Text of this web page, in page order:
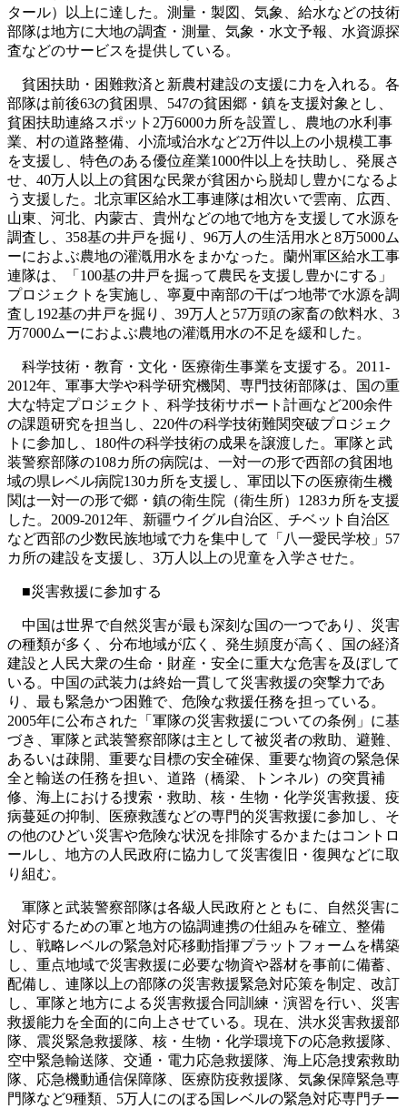
タール）以上に達した。測量・製図、気象、給水などの技術
部隊は地方に大地の調査・測量、気象・水文予報、水資源探
査などのサービスを提供している。
貧困扶助・困難救済と新農村建設の支援に力を入れる。各
部隊は前後63の貧困県、547の貧困郷・鎮を支援対象とし、
貧困扶助連絡スポット2万6000カ所を設置し、農地の水利事
業、村の道路整備、小流域治水など2万件以上の小規模工事
を支援し、特色のある優位産業1000件以上を扶助し、発展さ
せ、40万人以上の貧困な民衆が貧困から脱却し豊かになるよ
う支援した。北京軍区給水工事連隊は相次いで雲南、広西、
山東、河北、内蒙古、貴州などの地で地方を支援して水源を
調査し、358基の井戸を掘り、96万人の生活用水と8万5000ム
ーにおよぶ農地の灌漑用水をまかなった。蘭州軍区給水工事
連隊は、「100基の井戸を掘って農民を支援し豊かにする」
プロジェクトを実施し、寧夏中南部の干ばつ地帯で水源を調
査し192基の井戸を掘り、39万人と57万頭の家畜の飲料水、3
万7000ムーにおよぶ農地の灌漑用水の不足を緩和した。
科学技術・教育・文化・医療衛生事業を支援する。2011-
2012年、軍事大学や科学研究機関、専門技術部隊は、国の重
大な特定プロジェクト、科学技術サポート計画など200余件
の課題研究を担当し、220件の科学技術難関突破プロジェク
トに参加し、180件の科学技術の成果を譲渡した。軍隊と武
装警察部隊の108カ所の病院は、一対一の形で西部の貧困地
域の県レベル病院130カ所を支援し、軍団以下の医療衛生機
関は一対一の形で郷・鎮の衛生院（衛生所）1283カ所を支援
した。2009-2012年、新疆ウイグル自治区、チベット自治区
など西部の少数民族地域で力を集中して「八一愛民学校」57
カ所の建設を支援し、3万人以上の児童を入学させた。
■災害救援に参加する
中国は世界で自然災害が最も深刻な国の一つであり、災害
の種類が多く、分布地域が広く、発生頻度が高く、国の経済
建設と人民大衆の生命・財産・安全に重大な危害を及ぼして
いる。中国の武装力は終始一貫して災害救援の突撃力であ
り、最も緊急かつ困難で、危険な救援任務を担っている。
2005年に公布された「軍隊の災害救援についての条例」に基
づき、軍隊と武装警察部隊は主として被災者の救助、避難、
あるいは疎開、重要な目標の安全確保、重要な物資の緊急保
全と輸送の任務を担い、道路（橋梁、トンネル）の突貫補
修、海上における捜索・救助、核・生物・化学災害救援、疫
病蔓延の抑制、医療救護などの専門的災害救援に参加し、そ
の他のひどい災害や危険な状況を排除するかまたはコントロ
ールし、地方の人民政府に協力して災害復旧・復興などに取
り組む。
軍隊と武装警察部隊は各級人民政府とともに、自然災害に
対応するための軍と地方の協調連携の仕組みを確立、整備
し、戦略レベルの緊急対応移動指揮プラットフォームを構築
し、重点地域で災害救援に必要な物資や器材を事前に備蓄、
配備し、連隊以上の部隊の災害救援緊急対応策を制定、改訂
し、軍隊と地方による災害救援合同訓練・演習を行い、災害
救援能力を全面的に向上させている。現在、洪水災害救援部
隊、震災緊急救援隊、核・生物・化学環境下の応急救援隊、
空中緊急輸送隊、交通・電力応急救援隊、海上応急捜索救助
隊、応急機動通信保障隊、医療防疫救援隊、気象保障緊急専
門隊など9種類、5万人にのぼる国レベルの緊急対応専門チー